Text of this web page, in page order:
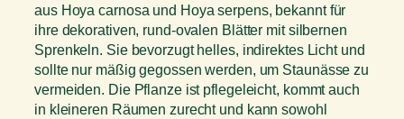
aus Hoya carnosa und Hoya serpens, bekannt für
ihre dekorativen, rund-ovalen Blätter mit silbernen
Sprenkeln. Sie bevorzugt helles, indirektes Licht und
sollte nur mäßig gegossen werden, um Staunässe zu
vermeiden. Die Pflanze ist pflegeleicht, kommt auch
in kleineren Räumen zurecht und kann sowohl